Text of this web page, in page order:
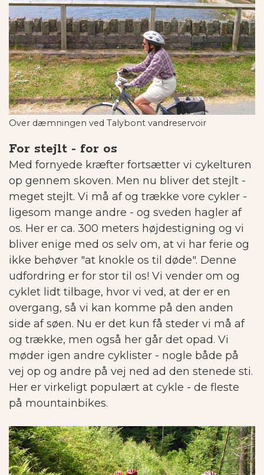
Over dæmningen ved Talybont vandreservoir
For stejlt - for os
Med fornyede kræfter fortsætter vi cykelturen
op gennem skoven. Men nu bliver det stejlt -
meget stejlt. Vi må af og trække vore cykler -
ligesom mange andre - og sveden hagler af
os. Her er ca. 300 meters højdestigning og vi
bliver enige med os selv om, at vi har ferie og
ikke behøver "at knokle os til døde". Denne
udfordring er for stor til os! Vi vender om og
cyklet lidt tilbage, hvor vi ved, at der er en
overgang, så vi kan komme på den anden
side af søen. Nu er det kun få steder vi må af
og trække, men også her går det opad. Vi
møder igen andre cyklister - nogle både på
vej op og andre på vej ned ad den stenede sti.
Her er virkeligt populært at cykle - de fleste
på mountainbikes.